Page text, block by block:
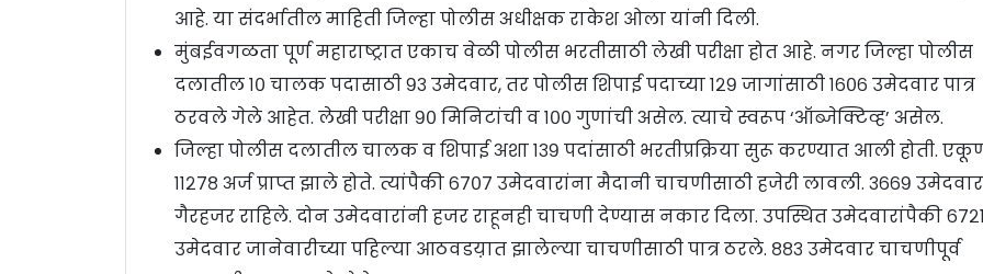
आहे. या संदर्भातील माहिती जिल्हा पोलीस अधीक्षक राकेश ओला यांनी दिली.
मुंबईवगळता पूर्ण महाराष्ट्रात एकाच वेळी पोलीस भरतीसाठी लेखी परीक्षा होत आहे. नगर जिल्हा पोलीस
दलातील १० चालक पदासाठी ९३ उमेदवार, तर पोलीस शिपाई पदाच्या १२९ जागांसाठी १६०६ उमेदवार पात्र
ठरवले गेले आहेत. लेखी परीक्षा ९० मिनिटांची व १०० गुणांची असेल. त्याचे स्वरूप ‘ऑब्जेक्टिव्ह’ असेल.
जिल्हा पोलीस दलातील चालक व शिपाई अशा १३९ पदांसाठी भरतीप्रक्रिया सुरू करण्यात आली होती.
११२७८ अर्ज प्राप्त झाले होते. त्यांपैकी ६७०७ उमेदवारांना मैदानी चाचणीसाठी हजेरी लावली. ३६६९ उमेदवार
गैरहजर राहिले. दोन उमेदवारांनी हजर राहूनही चाचणी देण्यास नकार दिला. उपस्थित उमेदवारांपैकी ६७२१
उमेदवार जानेवारीच्या पहिल्या आठवडय़ात झालेल्या चाचणीसाठी पात्र ठरले. ८८३ उमेदवार चाचणीपूर्व